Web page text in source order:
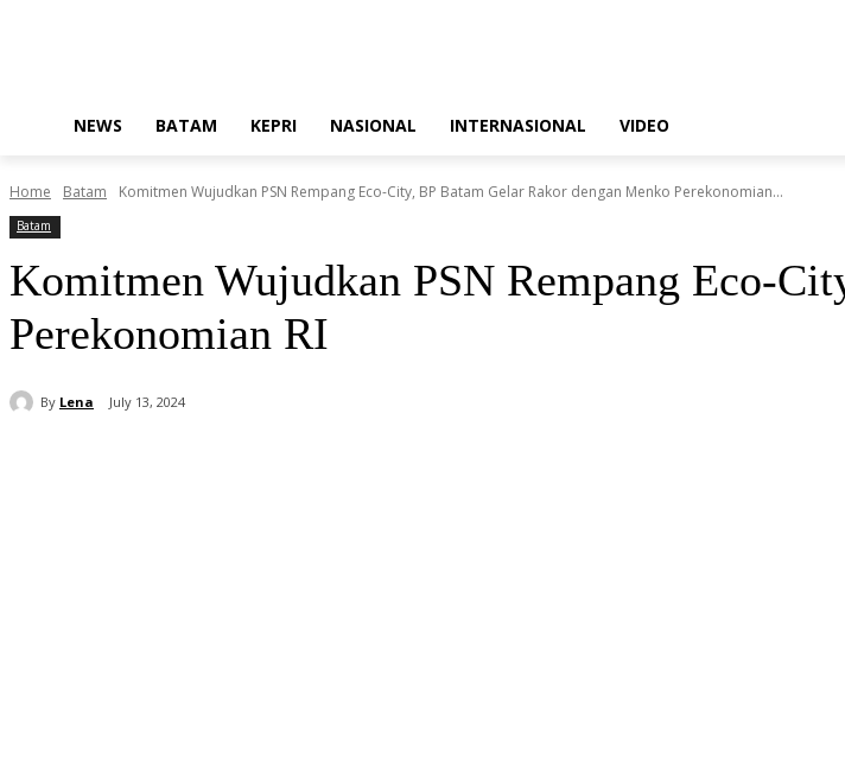
NEWS BATAM KEPRI NASIONAL INTERNASIONAL VIDEO
Home Batam Komitmen Wujudkan PSN Rempang Eco-City, BP Batam Gelar Rakor dengan Menko Perekonomian...
Batam
Komitmen Wujudkan PSN Rempang Eco-
Perekonomian RI
By Lena July 13, 2024